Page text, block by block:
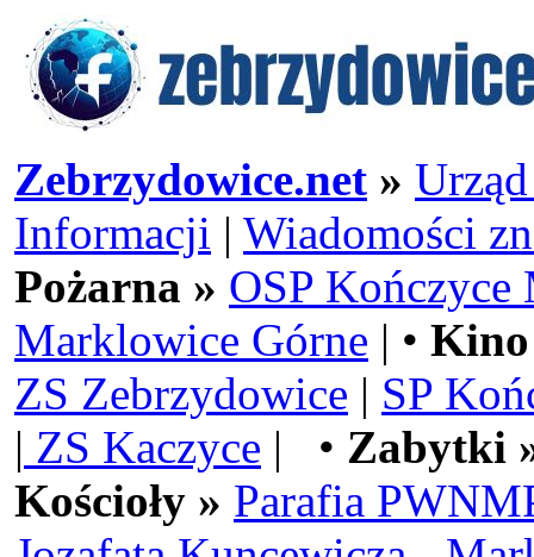
Zebrzydowice.net »
Informacji | Wiadomości
Pożarna » OSP Kończyce
Marklowice Górne | •
ZS Zebrzydowice | SP
| ZS Kaczyce | • Zabytki
Kościoły » Parafia